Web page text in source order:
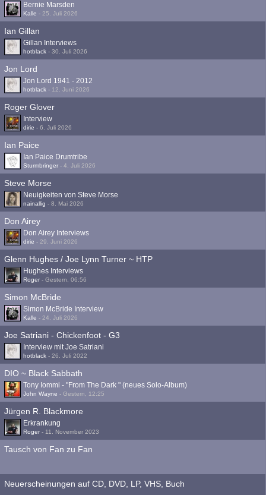
Bernie Marsden
Kalle - 25. Juli 2026
Ian Gillan
Gillan Interviews
hotblack - 30. Juli 2026
Jon Lord
Jon Lord 1941 - 2012
hotblack - 12. Juni 2026
Roger Glover
Interview
dirie - 6. Juli 2026
Ian Paice
Ian Paice Drumtribe
Sturmbringer - 4. Juli 2026
Steve Morse
Neuigkeiten von Steve Morse
nainallig - 8. Mai 2026
Don Airey
Don Airey Interviews
dirie - 29. Juni 2026
Glenn Hughes / Joe Lynn Turner ~ HTP
Hughes Interviews
Roger - Gestern, 06:56
Simon McBride
Simon McBride Interview
Kalle - 24. Juli 2026
Joe Satriani - Chickenfoot - G3
Interview mit Joe Satriani
hotblack - 26. Juli 2022
DIO ~ Black Sabbath
Tony Iommi - "From The Dark " (neues Solo-Album)
John Wayne - Gestern, 12:25
Jürgen R. Blackmore
Erkrankung
Roger - 11. November 2023
Tausch von Fan zu Fan
Neuerscheinungen auf CD, DVD, LP, VHS, Buch